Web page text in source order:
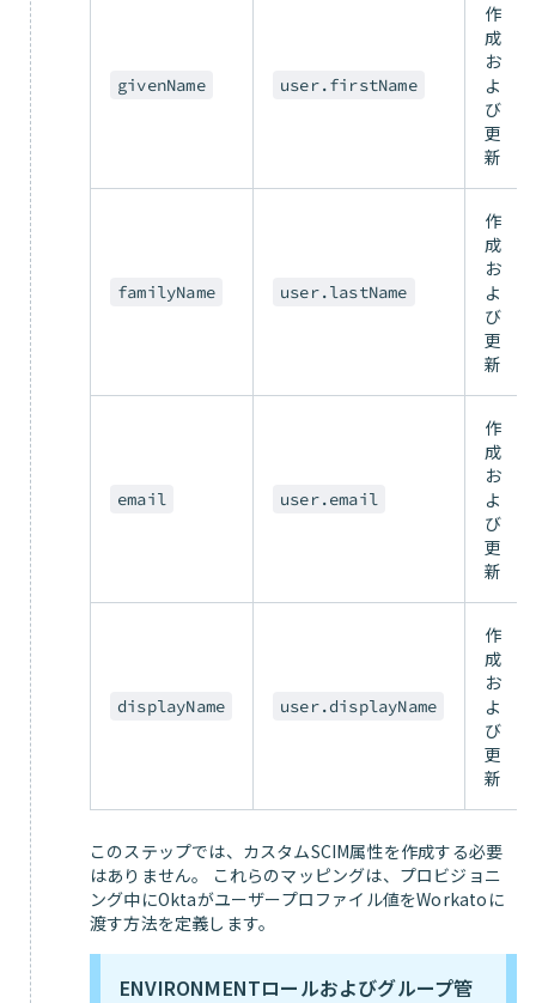
givenName user.firstName
作
成
お
よ
び
更
新
familyName user.lastName
作
成
お
よ
び
更
新
email user.email
作
成
お
よ
び
更
新
displayName user.displayName
作
成
お
よ
び
更
新
このステップでは、カスタムSCIM属性を作成する必要
はありません。 これらのマッピングは、プロビジョニ
ング中にOktaがユーザープロファイル値をWorkatoに
渡す方法を定義します。
ENVIRONMENTロールおよびグループ管